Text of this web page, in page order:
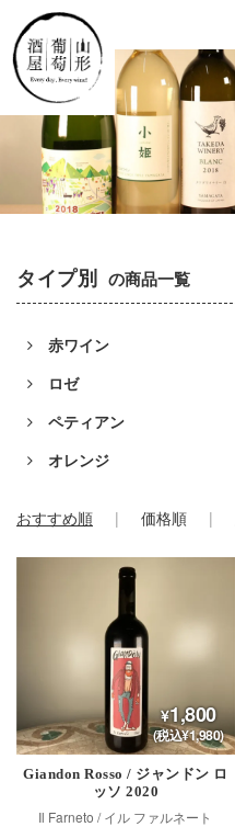
タイプ別 の商品一覧
赤ワイン
ロゼ
ペティアン
オレンジ
おすすめ順 価格順
1,800
(税込¥1,980)
Giandon Rosso / ジャンドン ロ
ッソ 2020
Il Farneto / イル ファルネート